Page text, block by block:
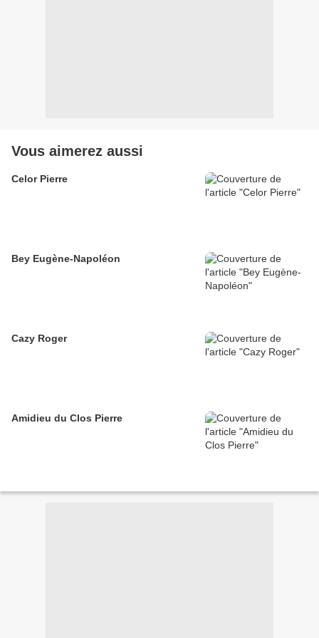
Vous aimerez aussi
Celor Pierre
Bey Eugène-Napoléon
Cazy Roger
Amidieu du Clos Pierre